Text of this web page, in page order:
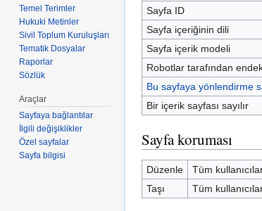
Sayfa ID
Sayfa içeriğinin dili
Sayfa içerik modeli
Robotlar tarafından
Bu sayfaya yönlendirme
Bir içerik sayfası sayılır
Sayfa koruması
Düzenle
Tüm
Taşı
Tüm
Temel Terimler
Hukuki Metinler
Sivil Toplum Kuruluşları
Tematik Dosyalar
Raporlar
Sözlük
Araçlar
Sayfaya bağlantılar
İlgili değişiklikler
Özel sayfalar
Sayfa bilgisi